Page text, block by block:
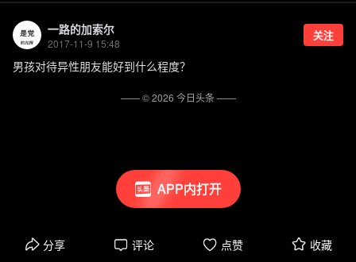
APP内打开
一路的加索尔
2017-11-9 15:48
关注
男孩对待异性朋友能好到什么程度？
分享 评论 点赞 收藏
—— ©2026 今日头条——